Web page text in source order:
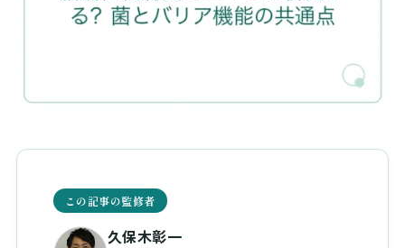
この記事の監修者
久保木彰一